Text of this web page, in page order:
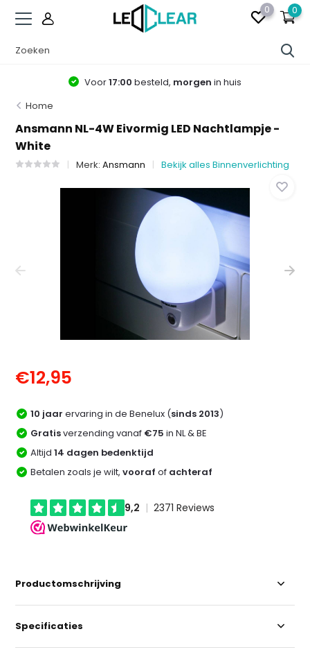
0 0
Voor17:00 besteld, morgen in huis
Home
Ansmann NL-4W Eivormig LED Nachtlampje -
White
Merk:Ansmann Bekijk alles Binnenverlichting
€12,95
10 jaar ervaring in de Benelux (sinds 2013)
Gratisverzending vanaf €75 in NL & BE
Altijd14 dagen bedenktijd
Betalen zoals je wilt,vooraf of achteraf
Productomschrijving
Specificaties